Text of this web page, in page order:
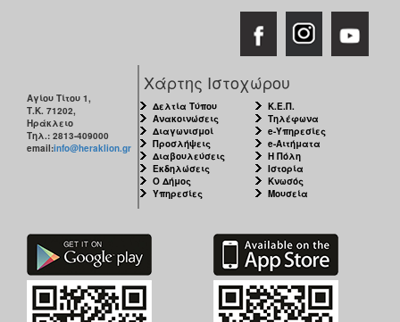
Αγίου Τίτου 1,
Τ.Κ. 71202,
Ηράκλειο
Τηλ.: 2813-409000
email:info@heraklion.gr
Χάρτης Ιστοχώρου
Δελτία Τύπου
Ανακοινώσεις
Διαγωνισμοί
Προσλήψεις
Διαβουλεύσεις
Εκδηλώσεις
Ο Δήμος
Υπηρεσίες
Κ.Ε.Π.
Τηλέφωνα
e-Υπηρεσίες
e-Αιτήματα
Η Πόλη
Ιστορία
Κνωσός
Μουσεία